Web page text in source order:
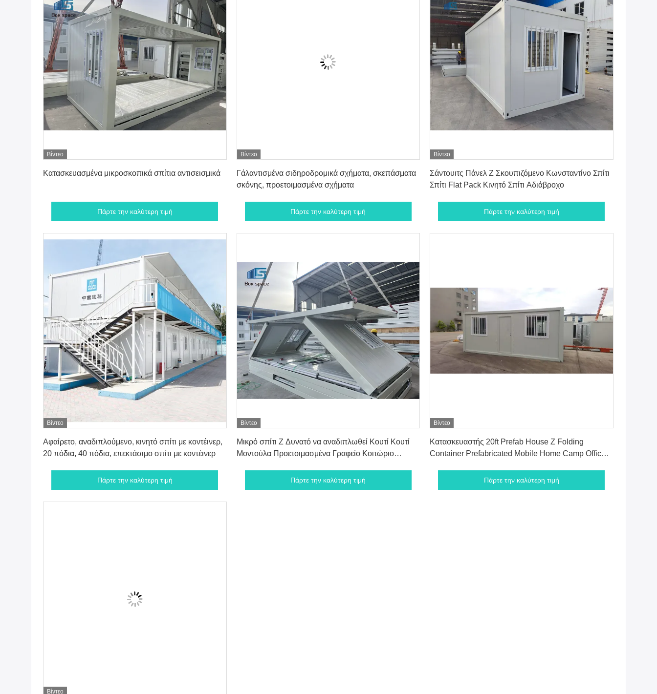
Βίντεο
Κατασκευασμένα μικροσκοπικά σπίτια αντισεισμικά
Πάρτε την καλύτερη τιμή
Βίντεο
Γάλαντισμένα σιδηροδρομικά σχήματα, σκεπάσματα
σκόνης, προετοιμασμένα σχήματα
Πάρτε την καλύτερη τιμή
Βίντεο
Σάντουιτς Πάνελ Z Σκουπιζόμενο Κωνσταντίνο Σπίτι
Σπίτι Flat Pack Κινητό Σπίτι Αδιάβροχο
Πάρτε την καλύτερη τιμή
Βίντεο
Αφαίρετο, αναδιπλούμενο, κινητό σπίτι με κοντέινερ,
20 πόδια, 40 πόδια, επεκτάσιμο σπίτι με κοντέινερ
Πάρτε την καλύτερη τιμή
Βίντεο
Μικρό σπίτι Z Δυνατό να αναδιπλωθεί Κουτί Κουτί
Μοντούλα Προετοιμασμένα Γραφείο Κοιτώριο
Πάρτε την καλύτερη τιμή
Βίντεο
Κατασκευαστής 20ft Prefab House Z Folding
Container Prefabricated Mobile Home Camp Office
Πάρτε την καλύτερη τιμή
Βίντεο